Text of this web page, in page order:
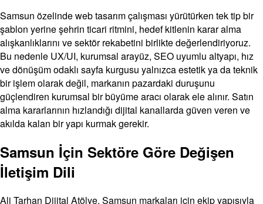
Samsun özelinde web tasarım çalışması yürütürken tek tip bir
şablon yerine şehrin ticari ritmini, hedef kitlenin karar alma
alışkanlıklarını ve sektör rekabetini birlikte değerlendiriyoruz.
Bu nedenle UX/UI, kurumsal arayüz, SEO uyumlu altyapı, hız
ve dönüşüm odaklı sayfa kurgusu yalnızca estetik ya da teknik
bir işlem olarak değil, markanın pazardaki duruşunu
güçlendiren kurumsal bir büyüme aracı olarak ele alınır. Satın
alma kararlarının hızlandığı dijital kanallarda güven veren ve
akılda kalan bir yapı kurmak gerekir.
Samsun İçin Sektöre Göre Değişen
İletişim Dili
Ali Tarhan Dijital Atölye, Samsun markaları için ekip yapısıyla